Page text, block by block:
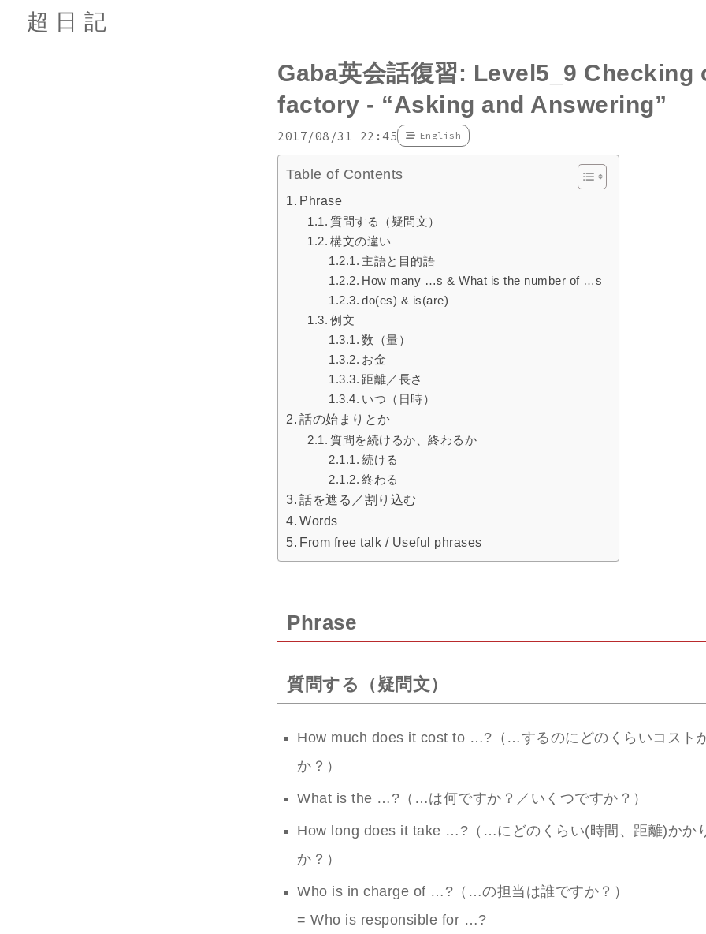
超日記
Gaba英会話復習: Level5_9 Checking
factory - “Asking and Answering”
2017/08/31 22:45 English
Table of Contents
Phrase
質問する（疑問文）
構文の違い
主語と目的語
How many …s & What is the number of …s
do(es) & is(are)
例文
数（量）
お金
距離／長さ
いつ（日時）
話の始まりとか
質問を続けるか、終わるか
続ける
終わる
話を遮る／割り込む
Words
From free talk / Useful phrases
Phrase
質問する（疑問文）
How much does it cost to …?（…するのにどのくらいコスト
か？）
What is the …?（…は何ですか？／いくつですか？）
How long does it take …?（…にどのくらい(時間、距離)かか
か？）
Who is in charge of …?（…の担当は誰ですか？）
= Who is responsible for …?